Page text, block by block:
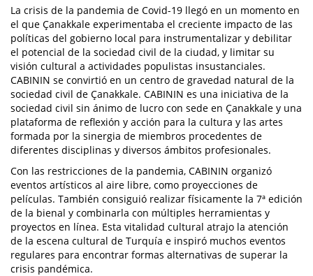
La crisis de la pandemia de Covid-19 llegó en un momento en
el que Çanakkale experimentaba el creciente impacto de las
políticas del gobierno local para instrumentalizar y debilitar
el potencial de la sociedad civil de la ciudad, y limitar su
visión cultural a actividades populistas insustanciales.
CABININ se convirtió en un centro de gravedad natural de la
sociedad civil de Çanakkale. CABININ es una iniciativa de la
sociedad civil sin ánimo de lucro con sede en Çanakkale y una
plataforma de reflexión y acción para la cultura y las artes
formada por la sinergia de miembros procedentes de
diferentes disciplinas y diversos ámbitos profesionales.
Con las restricciones de la pandemia, CABININ organizó
eventos artísticos al aire libre, como proyecciones de
películas. También consiguió realizar físicamente la 7ª edición
de la bienal y combinarla con múltiples herramientas y
proyectos en línea. Esta vitalidad cultural atrajo la atención
de la escena cultural de Turquía e inspiró muchos eventos
regulares para encontrar formas alternativas de superar la
crisis pandémica.